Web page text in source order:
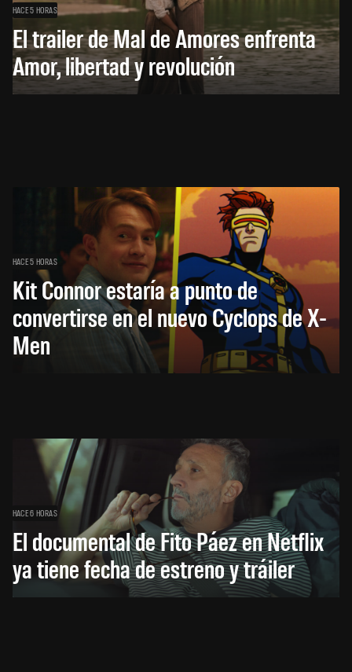
HACE 5 HORAS
El trailer de Mal de Amores enfrenta
Amor, libertad y revolución
HACE 5 HORAS
Kit Connor estaría a punto de
convertirse en el nuevo Cyclops de X-
Men
HACE 6 HORAS
El documental de Fito Páez en Netflix
ya tiene fecha de estreno y tráiler